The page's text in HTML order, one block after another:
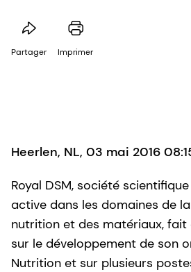
Partager Imprimer
Heerlen, NL, 03 mai 2016
Royal DSM, société
active dans les domaines de
nutrition et des matériaux,
sur le développement de son
Nutrition et sur plusieurs